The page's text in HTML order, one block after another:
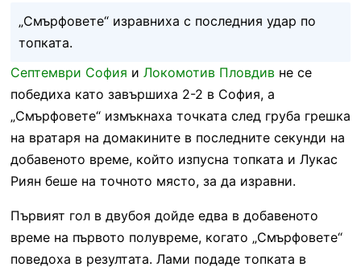
„Смърфовете“ изравниха с последния удар по
топката.
Септември София и Локомотив Пловдивне се
победиха като завършиха 2-2 в София, а
„Смърфовете“ измъкнаха точката след груба грешка
на вратаря на домакините в последните секунди на
добавеното време, който изпусна топката и Лукас
Риян беше на точното място, за да изравни.
Първият гол в двубоя дойде едва в добавеното
време на първото полувреме, когато „Смърфовете“
поведоха в резултата. Лами подаде топката в